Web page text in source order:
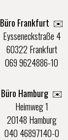
Büro Frankfurt ✉️
Eysseneckstraße 4
60322 Frankfurt
069 9624886-10
Büro Hamburg ✉️
Heimweg 1
20148 Hamburg
040 46897140-0